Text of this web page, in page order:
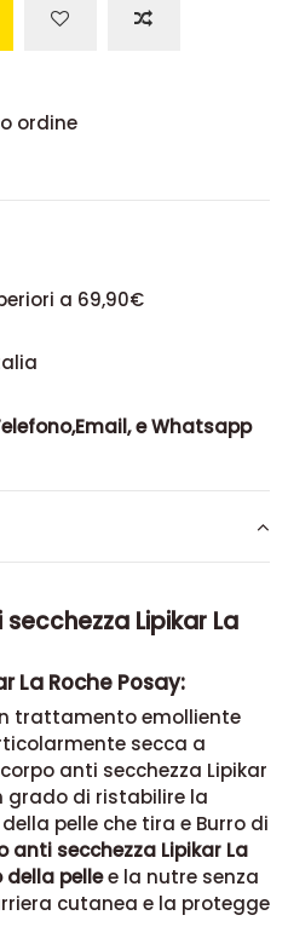
ordine
a 69,90€
e Whatsapp
Lipikar La
La Roche Posay:
trattamento emolliente
secca a
anti secchezza Lipikar
grado di ristabilire la
pelle che tira e Burro di
secchezza Lipikar La
della pellee la nutre senza
cutanea e la protegge